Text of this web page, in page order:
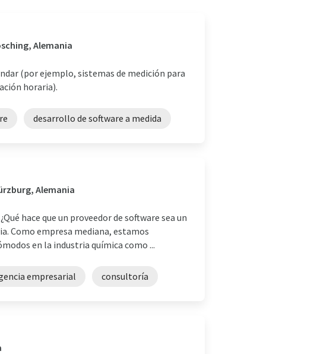
Alemania
(por ejemplo, sistemas de medición para
horaria).
desarrollo de software a medida
Alemania
hace que un proveedor de software sea un
Como empresa mediana, estamos
en la industria química como ...
empresarial consultoría